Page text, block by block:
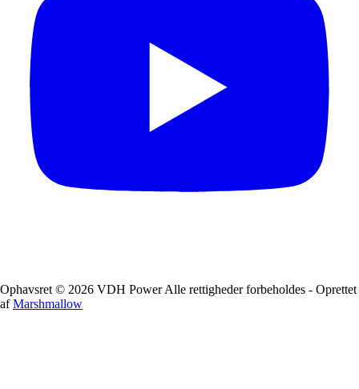
Ophavsret © 2026 VDH Power Alle rettigheder forbeholdes - Oprettet
afMarshmallow